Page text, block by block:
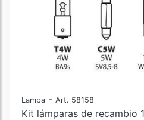
Lampa - Art. 58158
Kit lámparas de recambio